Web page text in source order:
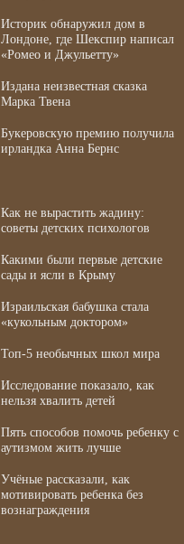
Историк обнаружил дом в
Лондоне, где Шекспир написал
«Ромео и Джульетту»
Издана неизвестная сказка
Марка Твена
Букеровскую премию получила
ирландка Анна Бернс
Как не вырастить жадину:
советы детских психологов
Какими были первые детские
сады и ясли в Крыму
Израильская бабушка стала
«кукольным доктором»
Топ-5 необычных школ мира
Исследование показало, как
нельзя хвалить детей
Пять способов помочь ребенку с
аутизмом жить лучше
Учёные рассказали, как
мотивировать ребенка без
вознаграждения